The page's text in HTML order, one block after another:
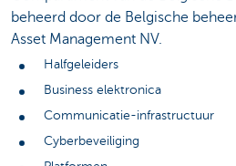
beheerd door de Belgische
Asset Management NV.
Halfgeleiders
Business elektronica
Communicatie-infrastructuur
Cyberbeveiliging